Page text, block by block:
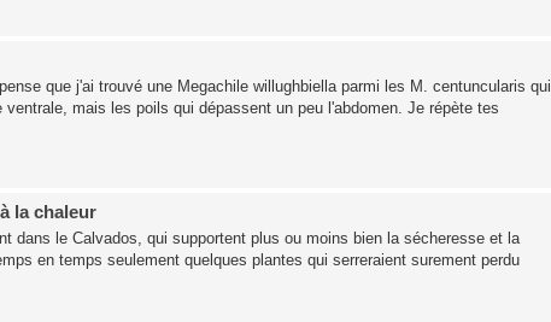
que j'ai trouvé une Megachile willughbiella parmi les M. centuncularis qui
mais les poils qui dépassent un peu l'abdomen. Je répète tes
la chaleur
dans le Calvados, qui supportent plus ou moins bien la sécheresse et la
en temps seulement quelques plantes qui serreraient surement perdu